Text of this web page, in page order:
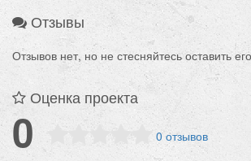
Мероприятия и ивенты — гарантируем
Остальное увидите сами.
Релиз 18.03.2013г
Отзывы
Отзывов нет, но не стесняйтесь оставить
Оценка проекта
0 0 отзывов